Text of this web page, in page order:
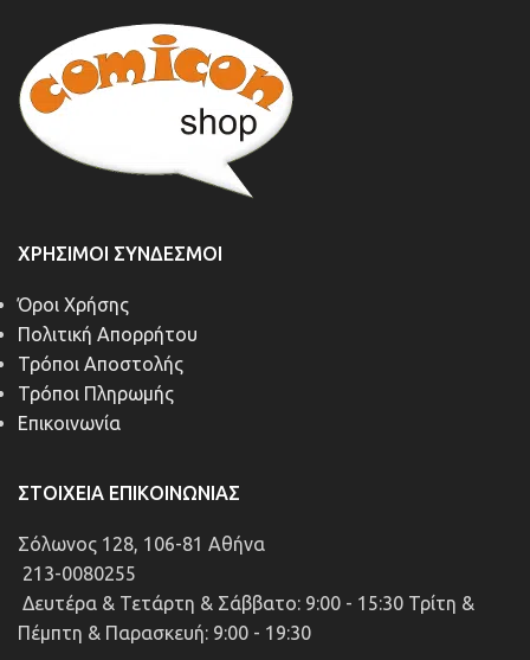
ΧΡΉΣΙΜΟΙ ΣΎΝΔΕΣΜΟΙ
Όροι Χρήσης
Πολιτική Απορρήτου
Τρόποι Αποστολής
Τρόποι Πληρωμής
Επικοινωνία
ΣΤΟΙΧΕΊΑ ΕΠΙΚΟΙΝΩΝΊΑΣ
Σόλωνος 128, 106-81 Αθήνα
213-0080255
Δευτέρα & Τετάρτη & Σάββατο: 9:00 - 15:30 Τρίτη &
Πέμπτη & Παρασκευή: 9:00 - 19:30